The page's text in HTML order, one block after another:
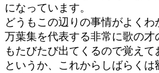
になっています。
どうもこの辺りの事情がよくわ
万葉集を代表する非常に歌の才
もたびたび出てくるので覚えて
というか、これからしばらく